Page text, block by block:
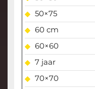
50×75
60 cm
60×60
7 jaar
70×70